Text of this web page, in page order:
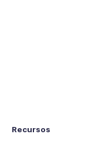
Recursos